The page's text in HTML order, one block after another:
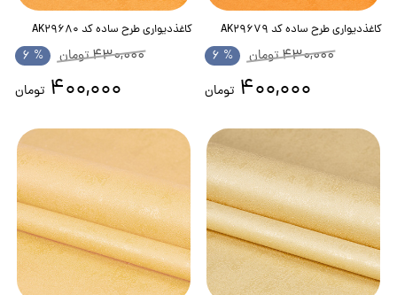
کاغذدیواری طرح ساده کد AK29679
430,000تومان % 6
400,000 تومان
کاغذدیواری طرح ساده کد AK29680
430,000تومان % 6
400,000 تومان